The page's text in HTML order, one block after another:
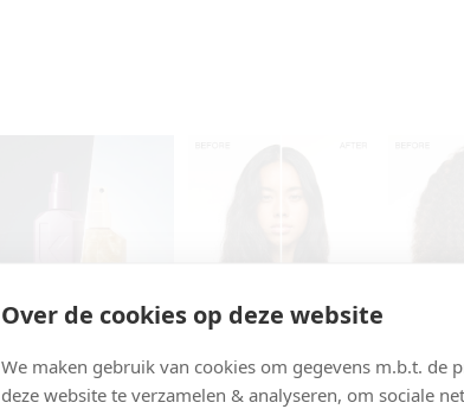
Over de cookies op deze website
We maken gebruik van cookies om gegevens m.b.t. de
deze website te verzamelen & analyseren, om sociale